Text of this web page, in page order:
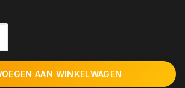
AAN WINKELWAGEN